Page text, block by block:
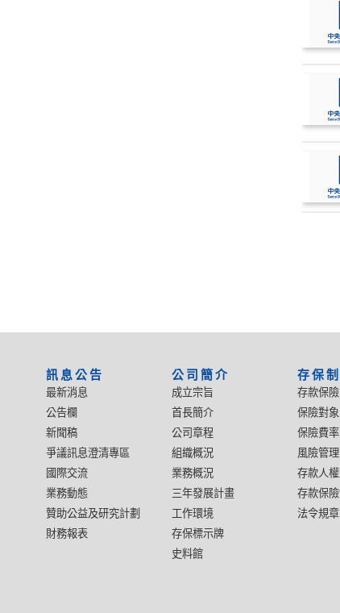
訊息公告
最新消息
公告欄
新聞稿
爭議訊息澄清專區
國際交流
業務動態
贊助公益及研究計劃
財務報表
公司簡介
成立宗旨
首長簡介
公司章程
組織概況
業務概況
三年發展計畫
工作環境
存保標示牌
史料館
存保
存款保險
保險對象
保險費率
風險管理
存款人
存款保
法令規章